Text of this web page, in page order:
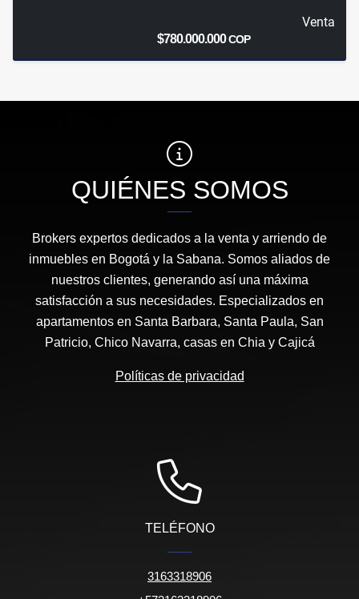
Venta
$780.000.000COP
QUIÉNES SOMOS
Brokers expertos dedicados a la venta y arriendo de
inmuebles en Bogotá y la Sabana. Somos aliados de
nuestros clientes, generando así una máxima
satisfacción a sus necesidades. Especializados en
apartamentos en Santa Barbara, Santa Paula, San
Patricio, Chico Navarra, casas en Chia y Cajicá
Políticas de privacidad
TELÉFONO
3163318906